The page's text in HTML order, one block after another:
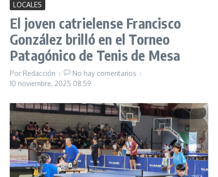
LOCALES
El joven catrielense Francisco
González brilló en el Torneo
Patagónico de Tenis de Mesa
Por Redacción
No hay comentarios
10 noviembre, 2025 08:59